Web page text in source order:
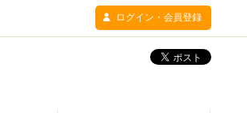
ログイン・会員登録